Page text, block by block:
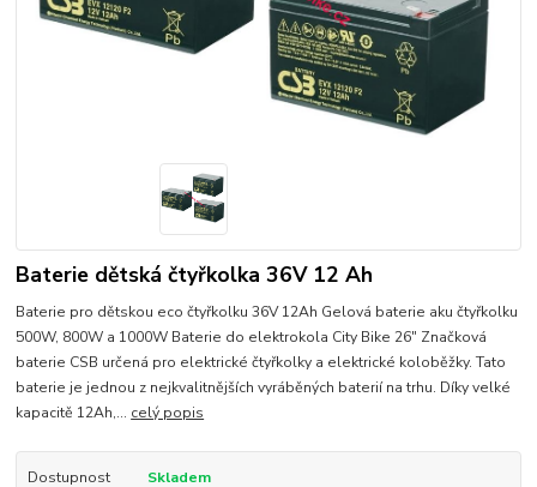
Baterie dětská čtyřkolka 36V 12 Ah
Baterie pro dětskou eco čtyřkolku 36V 12Ah Gelová baterie aku čtyřkolku
500W, 800W a 1000W Baterie do elektrokola City Bike 26" Značková
baterie CSB určená pro elektrické čtyřkolky a elektrické koloběžky. Tato
baterie je jednou z nejkvalitnějších vyráběných baterií na trhu. Díky velké
kapacitě 12Ah,... celý popis
Dostupnost Skladem